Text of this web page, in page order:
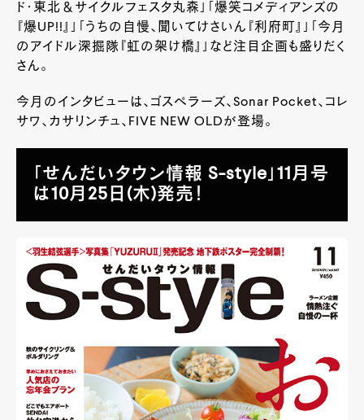
ド･東北＆サイクルフェスタ丸森」「爆笑コメディアンズの
『爆UP!!』」「うちの自慢、聞いてけさいん『利府町』」「今月
のアイドル深掘隊『虹の架け橋』」など注目企画も盛りだく
さん。
今月のインタビューは、ゴスペラーズ、Sonar Pocket、コレ
サワ、カサリンチュ、FIVE NEW OLDが登場。
「せんだいタウン情報 S-style」11月号
は10月25日(木)発売！